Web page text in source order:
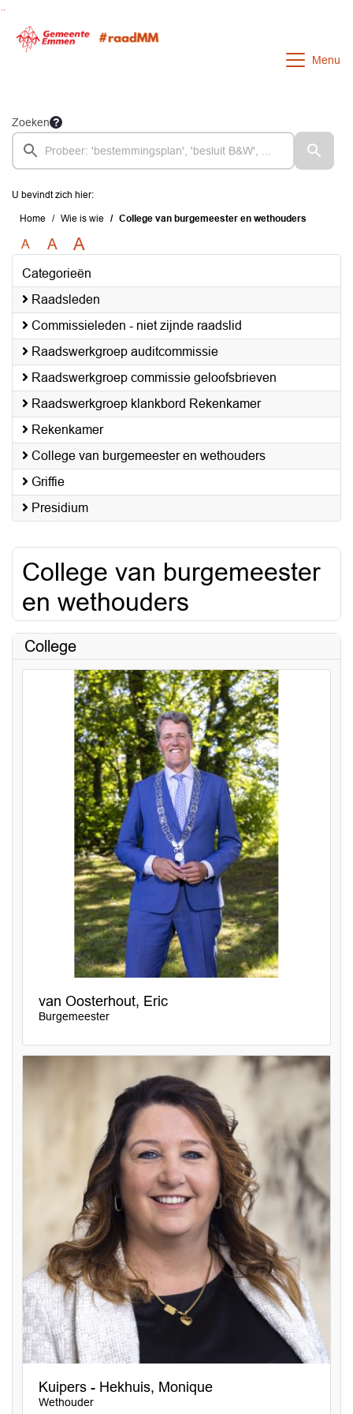
Menu
Zoeken
U bevindt zich hier:
Home Wie is wie College van burgemeester en wethouders
A A A
Categorieën
Raadsleden
Commissieleden - niet zijnde raadslid
Raadswerkgroep auditcommissie
Raadswerkgroep commissie geloofsbrieven
Raadswerkgroep klankbord Rekenkamer
Rekenkamer
College van burgemeester en wethouders
Griffie
Presidium
College van burgemeester
en wethouders
College
van Oosterhout, Eric
Burgemeester
Kuipers - Hekhuis, Monique
Wethouder